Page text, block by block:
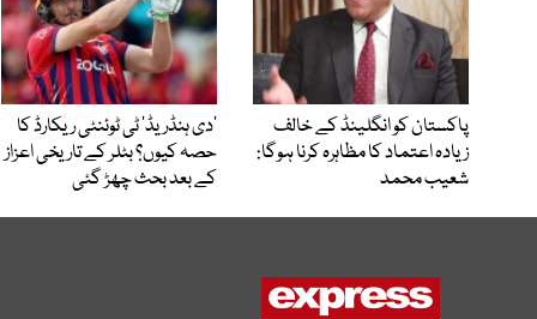
پاکستان کو انگلینڈ کے خالف
زیادہ اعتماد کا مظاہرہ کرنا ہوگا:
شعیب محمد
’دی ہنڈریڈ‘ ٹی ٹوئنٹی ریکارڈ کا
حصہ کیوں؟ بٹلر کے تاریخی اعزاز
کے بعد بحث چھڑ گئی